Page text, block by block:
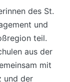
des St.
und
teil.
aus der
mit
und der